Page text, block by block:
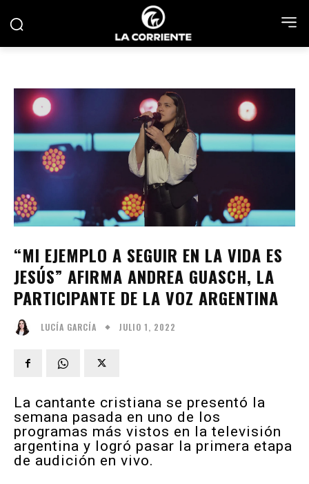
“MI EJEMPLO A SEGUIR EN LA VIDA ES
JESÚS” AFIRMA ANDREA GUASCH, LA
PARTICIPANTE DE LA VOZ ARGENTINA
LUCÍA GARCÍA JULIO 1, 2022
La cantante cristiana se presentó la
semana pasada en uno de los
programas más vistos en la televisión
argentina y logró pasar la primera etapa
de audición en vivo.